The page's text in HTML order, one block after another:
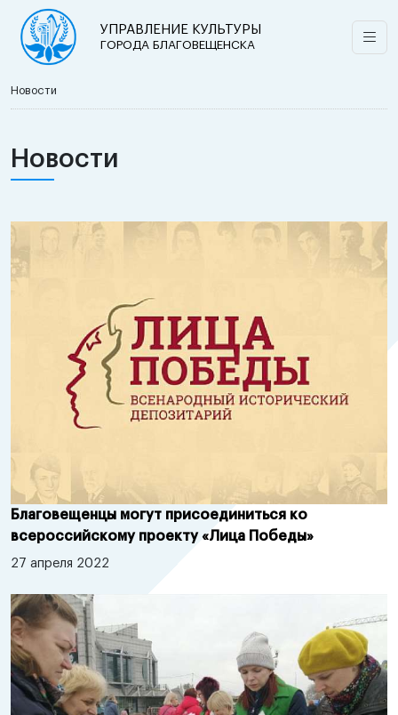
УПРАВЛЕНИЕ КУЛЬТУРЫ
ГОРОДА БЛАГОВЕЩЕНСКА
Новости
Новости
Благовещенцы могут присоединиться ко
всероссийскому проекту «Лица Победы»
27 апреля 2022